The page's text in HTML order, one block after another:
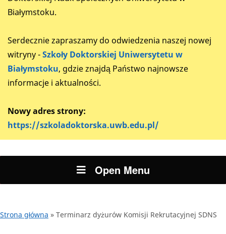
Białymstoku.
Serdecznie zapraszamy do odwiedzenia naszej nowej
witryny -Szkoły Doktorskiej Uniwersytetu w
Białymstoku, gdzie znajdą Państwo najnowsze
informacje i aktualności.
Nowy adres strony:
https://szkoladoktorska.uwb.edu.pl/
Open Menu
Strona główna » Terminarz dyżurów Komisji Rekrutacyjnej SDNS